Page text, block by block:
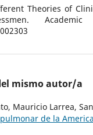
Theories of
Academic
mismo autor/a
Mauricio Larrea,
de la